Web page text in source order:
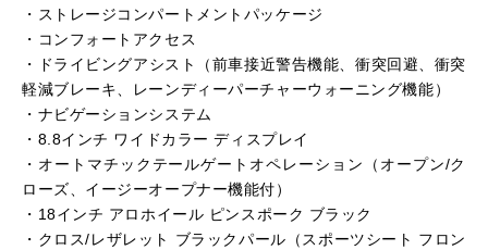
・ストレージコンパートメントパッケージ
・コンフォートアクセス
・ドライビングアシスト（前車接近警告機能、衝突回避、衝突
軽減ブレーキ、レーンディーパーチャーウォーニング機能）
・ナビゲーションシステム
・8.8インチ ワイドカラー ディスプレイ
・オートマチックテールゲートオペレーション（オープン/ク
ローズ、イージーオープナー機能付）
・18インチ アロホイール ピンスポーク ブラック
・クロス/レザレット ブラックパール（スポーツシート フロン